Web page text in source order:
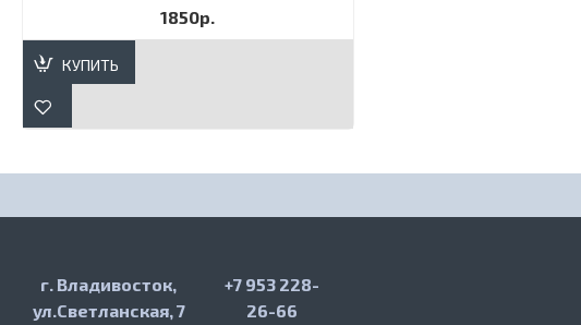
1850р.
КУПИТЬ
г. Владивосток,
ул.Светланская, 7
+7 953 228-
26-66